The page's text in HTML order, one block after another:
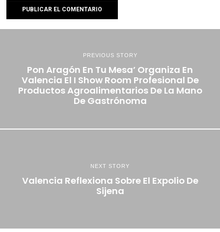
PREVIOUS STORY
Pon Aragón En Tu Mesa’ Organiza En
Valencia El I Show Room Profesional De
Productos Agroalimentarios De La Mano
De Gastrónoma
NEXT STORY
Valencia Reflexiona Sobre El Expolio De
Sijena